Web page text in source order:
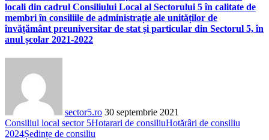
locali din cadrul Consiliului Local al Sectorului 5 în calitate de
membri în consiliile de administrație ale unităților de
învățământ preuniversitar de stat și particular din Sectorul 5, în
anul școlar 2021-2022
sector5.ro 30 septembrie 2021
Consiliul local sector 5Hotarari de consiliuHotărâri de consiliu
2024Ședințe de consiliu